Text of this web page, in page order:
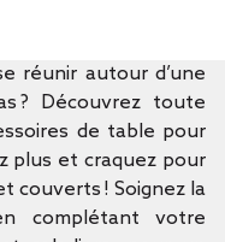
réunir autour d’une
? Découvrez toute
de table pour
plus et craquez pour
couverts ! Soignez la
complétant votre